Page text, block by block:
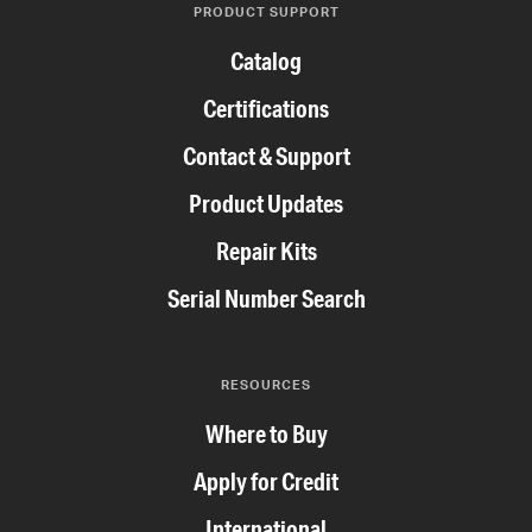
PRODUCT SUPPORT
Catalog
Certifications
Contact & Support
Product Updates
Repair Kits
Serial Number Search
RESOURCES
Where to Buy
Apply for Credit